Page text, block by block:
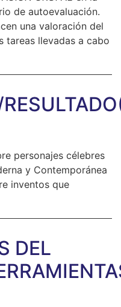
de autoevaluación.
una valoración del
tareas llevadas a cabo
personajes célebres
y Contemporánea
inventos que
DEL